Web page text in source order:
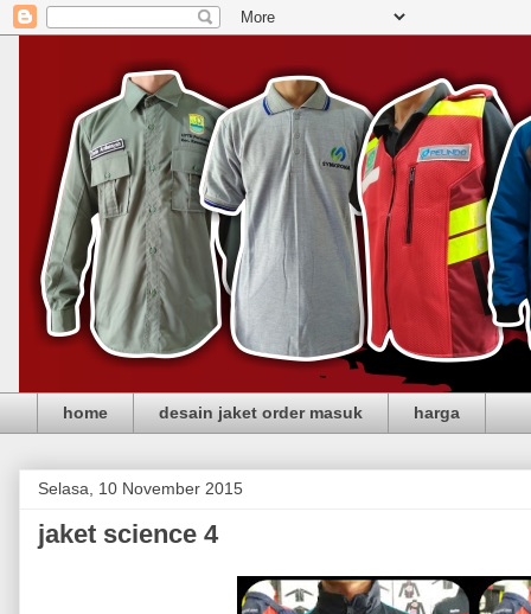
home desain jaket order masuk harga
Selasa, 10 November 2015
jaket science 4